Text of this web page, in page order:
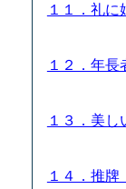
１１．礼
１２．年
１３．美
１４．推